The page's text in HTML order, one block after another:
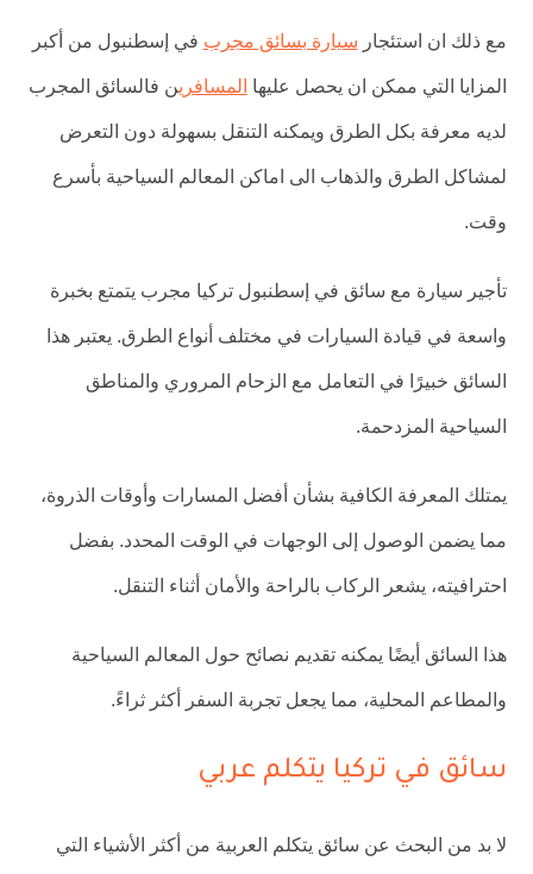
مع ذلك ان استئجار سيارة بسائق مجرب في إسطنبول من أكبر
المزايا التي ممكن ان يحصل عليها المسافرين فالسائق المجرب
لديه معرفة بكل الطرق ويمكنه التنقل بسهولة دون التعرض
لمشاكل الطرق والذهاب الى اماكن المعالم السياحية بأسرع
وقت.
تأجير سيارة مع سائق في إسطنبول تركيا مجرب يتمتع بخبرة
واسعة في قيادة السيارات في مختلف أنواع الطرق. يعتبر هذا
السائق خبيرًا في التعامل مع الزحام المروري والمناطق
السياحية المزدحمة.
يمتلك المعرفة الكافية بشأن أفضل المسارات وأوقات الذروة،
مما يضمن الوصول إلى الوجهات في الوقت المحدد. بفضل
احترافيته، يشعر الركاب بالراحة والأمان أثناء التنقل.
هذا السائق أيضًا يمكنه تقديم نصائح حول المعالم السياحية
والمطاعم المحلية، مما يجعل تجربة السفر أكثر ثراءً.
سائق في تركيا يتكلم عربي
لا بد من البحث عن سائق يتكلم العربية من أكثر الأشياء التي